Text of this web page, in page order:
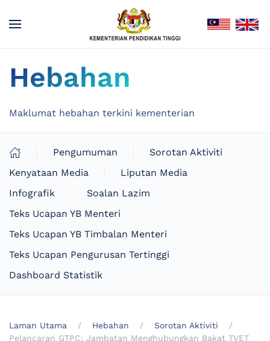
Hebahan
Maklumat hebahan terkini kementerian
Pengumuman
Sorotan Aktiviti
Kenyataan Media
Liputan Media
Infografik
Soalan Lazim
Teks Ucapan YB Menteri
Teks Ucapan YB Timbalan Menteri
Teks Ucapan Pengurusan Tertinggi
Dashboard Statistik
Laman Utama Hebahan
Sorotan Aktiviti
Pelancaran GTPC; Jambatan Menghubungkan Bakat TVET